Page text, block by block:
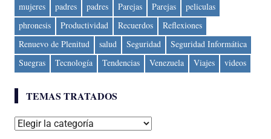
mujeres
padres padres Parejas Parejas
peliculas
phronesis
Productividad Recuerdos
Reflexiones
Renuevo de Plenitud
salud Seguridad
Seguridad Informática
Suegras
Tecnología Tendencias Venezuela Viajes videos
TEMAS TRATADOS
Temas